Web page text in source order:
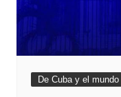
De Cuba y el mundo